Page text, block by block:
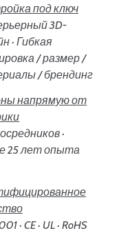
под ключ
3D-
· Гибкая
/ размер /
/ брендинг
напрямую от
·
25 лет опыта
· CE · UL · RoHS